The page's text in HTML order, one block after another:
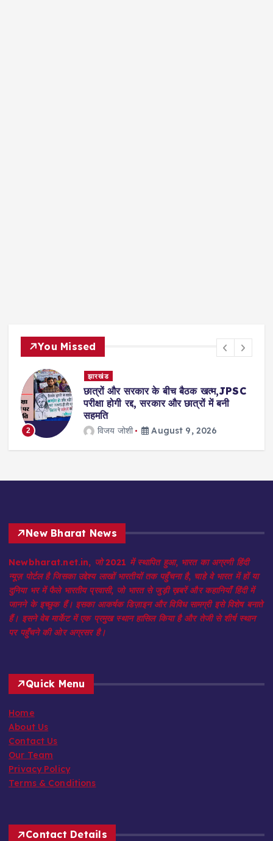
You Missed
2
झारखंड
छात्रों और सरकार के बीच बैठक खत्म,JPSC
परीक्षा होगी रद्द, सरकार और छात्रों में बनी
सहमति
विजय जोशी August 9, 2026
New Bharat News
Newbharat.net.in, जो 2021 में स्थापित हुआ, भारत का अग्रणी हिंदी
न्यूज़ पोर्टल है जिसका उद्देश्य लाखों भारतीयों तक पहुँचना है, चाहे वे भारत में हों या
दुनिया भर में फैले भारतीय प्रवासी, जो भारत से जुड़ी ख़बरें और कहानियाँ हिंदी में
जानने के इच्छुक हैं। इसका आकर्षक डिज़ाइन और विविध सामग्री इसे विशेष बनाते
हैं। इसने वेब मार्केट में एक प्रमुख स्थान हासिल किया है और तेजी से शीर्ष स्थान
पर पहुँचने की ओर अग्रसर है।
Quick Menu
Home
About Us
Contact Us
Our Team
Privacy Policy
Terms & Conditions
Contact Details